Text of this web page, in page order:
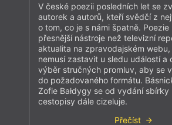
V české poezii posledních let se
autorek a autorů, kteří svědčí z
o tom, co je s námi špatně. Poezie
přesnější nástroje než televizní
aktualita na zpravodajském
nemusí zastavit u sledu událostí a
výběr stručných promluv, aby se
do požadovaného formátu.
Zofie Bałdygy se od vydání sbírky
cestopisy dále cizeluje.
Přečíst